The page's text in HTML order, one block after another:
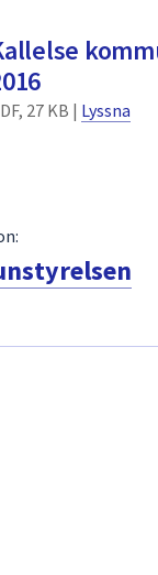
27 KB | Lyssna